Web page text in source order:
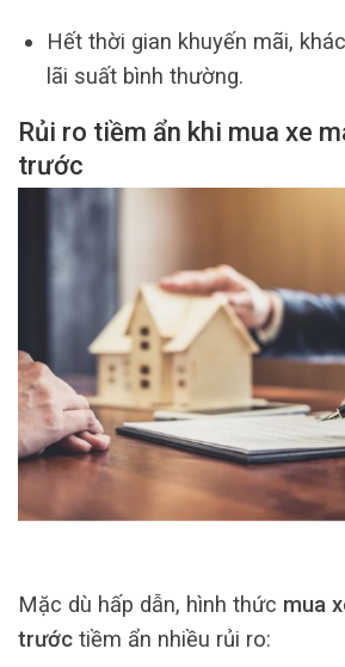
Hết thời gian khuyến mãi,
lãi suất bình thường.
Rủi ro tiềm ẩn khi mua xe
trước
Mặc dù hấp dẫn, hình thức mua
trước tiềm ẩn nhiều rủi ro: